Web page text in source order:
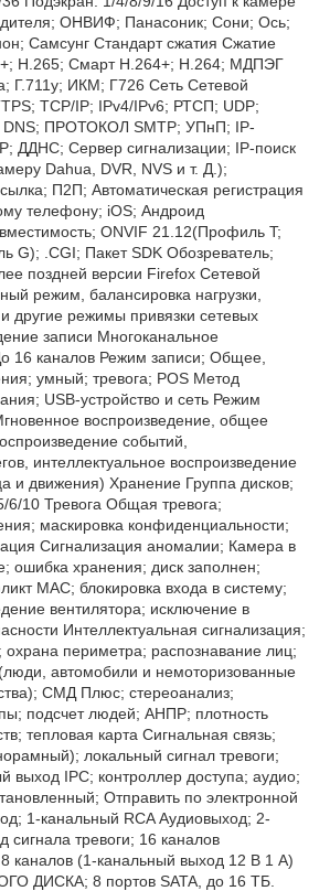
ОНВИФ; Панасоник; Сони; Ось;
Самсунг Стандарт сжатия Сжатие
Н.265; Смарт H.264+; Н.264; МДПЭГ
Г.711у; ИКМ; Г726 Сеть Сетевой
TCP/IP; IPv4/IPv6; РТСП; UDP;
ПРОТОКОЛ SMTP; УПнП; IP-
ДДНС; Сервер сигнализации; IP-поиск
Dahua, DVR, NVS и т. Д.);
П2П; Автоматическая регистрация
телефону; iOS; Андроид
ONVIF 21.12(Профиль T;
G); .CGI; Пакет SDK Обозреватель;
поздней версии Firefox Сетевой
режим, балансировка нагрузки,
и другие режимы привязки сетевых
записи Многоканальное
16 каналов Режим записи; Общее,
умный; тревога; POS Метод
USB-устройство и сеть Режим
воспроизведение, общее
событий,
интеллектуальное воспроизведение
и движения) Хранение Группа дисков;
10 Тревога Общая тревога;
маскировка конфиденциальности;
Сигнализация аномалии; Камера в
ошибка хранения; диск заполнен;
MAC; блокировка входа в систему;
вентилятора; исключение в
Интеллектуальная сигнализация;
охрана периметра; распознавание лиц;
автомобили и немоторизованные
СМД Плюс; стереоанализ;
подсчет людей; АНПР; плотность
тепловая карта Сигнальная связь;
локальный сигнал тревоги;
выход IPC; контроллер доступа; аудио;
Отправить по электронной
1-канальный RCA Аудиовыход; 2-
сигнала тревоги; 16 каналов
каналов (1-канальный выход 12 В 1 А)
ДИСКА; 8 портов SATA, до 16 ТБ.